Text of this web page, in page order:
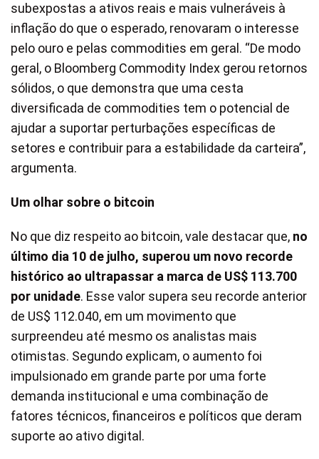
subexpostas a ativos reais e mais vulneráveis à
inflação do que o esperado, renovaram o interesse
pelo ouro e pelas commodities em geral. “De modo
geral, o Bloomberg Commodity Index gerou retornos
sólidos, o que demonstra que uma cesta
diversificada de commodities tem o potencial de
ajudar a suportar perturbações específicas de
setores e contribuir para a estabilidade da carteira”,
argumenta.
Um olhar sobre o bitcoin
No que diz respeito ao bitcoin, vale destacar que, no
último dia 10 de julho, superou um novo recorde
histórico ao ultrapassar a marca de US$ 113.700
por unidade. Esse valor supera seu recorde anterior
de US$ 112.040, em um movimento que
surpreendeu até mesmo os analistas mais
otimistas. Segundo explicam, o aumento foi
impulsionado em grande parte por uma forte
demanda institucional e uma combinação de
fatores técnicos, financeiros e políticos que deram
suporte ao ativo digital.